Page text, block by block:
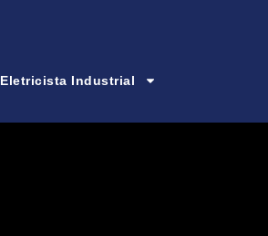
Eletricista Industrial